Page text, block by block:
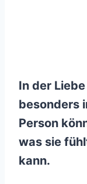
In der
besonders
Person
was sie
kann.